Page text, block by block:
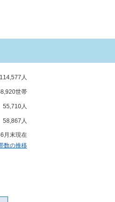
114,577人
世帯
55,710人
58,867人
月末現在
数の推移